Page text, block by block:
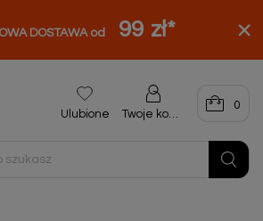
DOSTAWA od 99 zł*
Ulubione Twoje konto
0